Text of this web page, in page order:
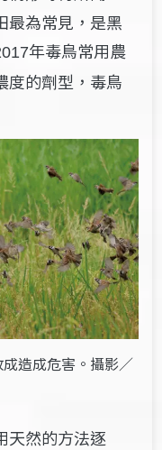
最為常見，是黑
年毒鳥常用農
度的劑型，毒鳥
造成危害。攝影／
天然的方法逐